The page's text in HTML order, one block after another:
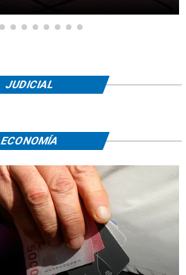
JUDICIAL
ECONOMÍA